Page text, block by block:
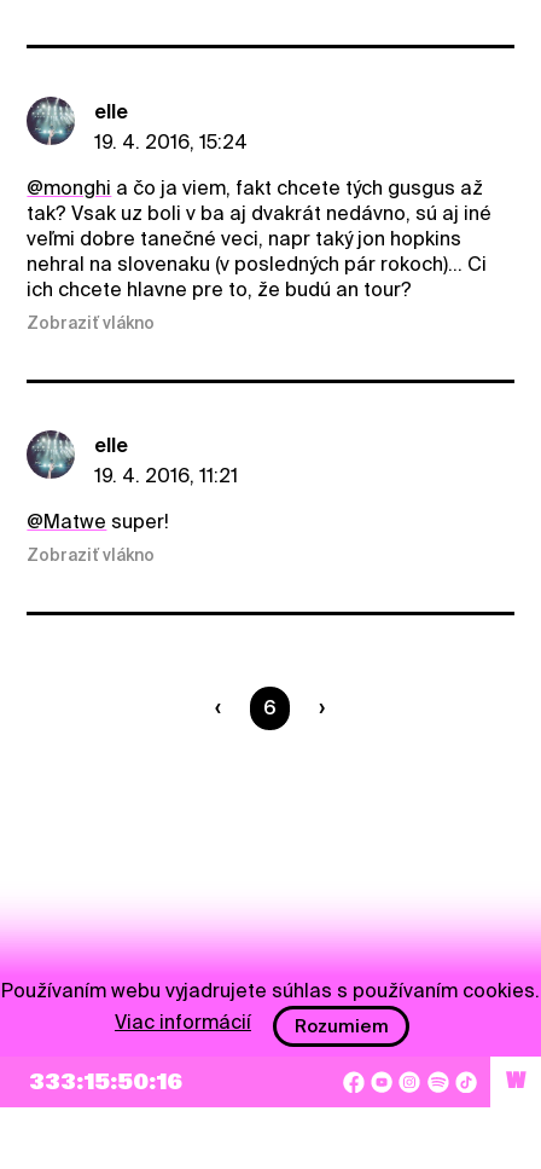
elle
19. 4. 2016, 15:24
@monghi a čo ja viem, fakt chcete tých gusgus až
tak? Vsak uz boli v ba aj dvakrát nedávno, sú aj iné
veľmi dobre tanečné veci, napr taký jon hopkins
nehral na slovenaku (v posledných pár rokoch)... Ci
ich chcete hlavne pre to, že budú an tour?
Zobraziť vlákno
elle
19. 4. 2016, 11:21
@Matwe super!
Zobraziť vlákno
Ste na strane
6
333:15:50:16 W
Používaním webu vyjadrujete súhlas s používaním cookies.
Viac informácií
Rozumiem